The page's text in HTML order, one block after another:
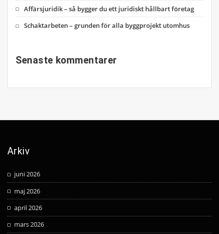
Affärsjuridik – så bygger du ett juridiskt hållbart företag
Schaktarbeten – grunden för alla byggprojekt utomhus
Senaste kommentarer
Arkiv
juni 2026
maj 2026
april 2026
mars 2026